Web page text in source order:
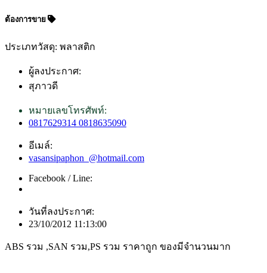
ต้องการขาย
ประเภทวัสดุ: พลาสติก
ผู้ลงประกาศ:
สุภาวดี
หมายเลขโทรศัพท์:
0817629314 0818635090
อีเมล์:
vasansipaphon_@hotmail.com
Facebook / Line:
วันที่ลงประกาศ:
23/10/2012 11:13:00
ABS รวม ,SAN รวม,PS รวม ราคาถูก ของมีจำนวนมาก